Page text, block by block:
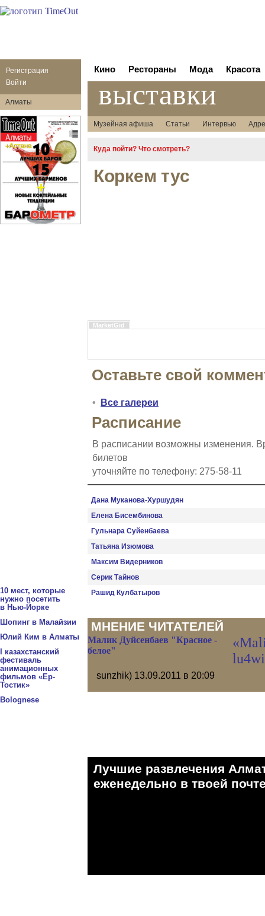
Регистрация
Войти
Алматы
10 мест, которые
нужно посетить
в Нью-Йорке
Шопинг в Малайзии
Юлий Ким в Алматы
I казахстанский
фестиваль
анимационных
фильмов «Ер-
Тостик»
Bolognese
Кино Рестораны Мода Красота
выставки
Музейная афиша Статьи Интервью
Куда пойти? Что смотреть?
Коркем тус
MarketGid
Оставьте свой
• Все галереи
Расписание
В расписании возможны изменения.
билетов
уточняйте по телефону: 275-58-11
Дана Муканова-Хуршудян
Елена Бисембинова
Гульнара Суйенбаева
Татьяна Изюмова
Максим Видерников
Серик Тайнов
Рашид Кулбатыров
МНЕНИЕ ЧИТАТЕЛЕЙ
Малик Дуйсенбаев "Красное -
белое"
sunzhik) 13.09.2011 в 20:09
Лучшие развлечения
eженедельно в твоей